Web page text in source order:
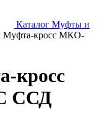
Каталог Муфты и
Муфта-кросс МКО-
кросс
ССД